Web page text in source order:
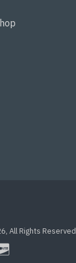
All Rights Reserved